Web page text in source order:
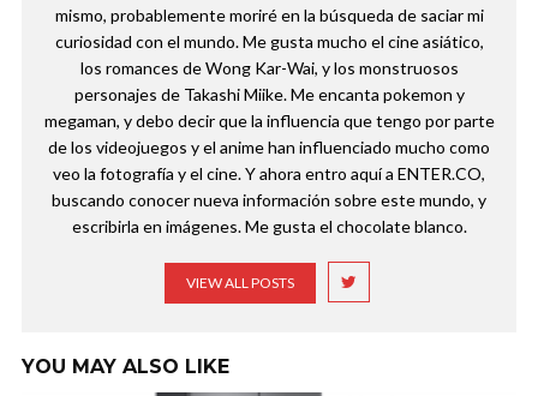
mismo, probablemente moriré en la búsqueda de saciar mi
curiosidad con el mundo. Me gusta mucho el cine asiático,
los romances de Wong Kar-Wai, y los monstruosos
personajes de Takashi Miike. Me encanta pokemon y
megaman, y debo decir que la influencia que tengo por parte
de los videojuegos y el anime han influenciado mucho como
veo la fotografía y el cine. Y ahora entro aquí a ENTER.CO,
buscando conocer nueva información sobre este mundo, y
escribirla en imágenes. Me gusta el chocolate blanco.
VIEW ALL POSTS
YOU MAY ALSO LIKE